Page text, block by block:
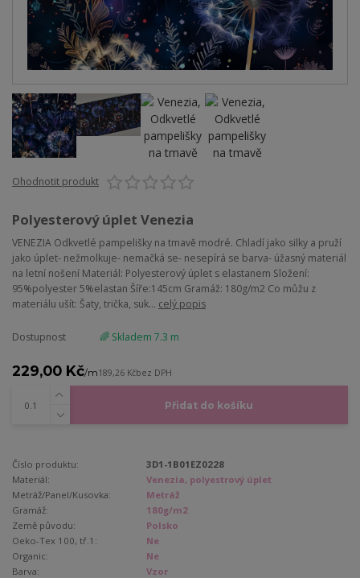
Ohodnotit produkt
Polyesterový úplet Venezia
VENEZIA Odkvetlé pampelišky na tmavě modré. Chladí jako silky a pruží
jako úplet- nežmolkuje- nemačká se- nesepírá se barva- úžasný materiál
na letní nošení Materiál: Polyesterový úplet s elastanem Složení:
95%polyester 5%elastan Šíře:145cm Gramáž: 180g/m2 Co můžu z
materiálu ušít: Šaty, trička, suk... celý popis
Dostupnost 🌈 Skladem 7.3 m
229,00 Kč/m189,26 Kčbez DPH
Přidat do košíku
Číslo produktu:
3D1-1B01EZ0228
Materiál:
Venezia, polyestrový úplet
Metráž/Panel/Kusovka:
Metráž
Gramáž:
180g/m2
Země původu:
Polsko
Oeko-Tex 100, tř.1:
Ne
Organic:
Ne
Barva:
Vzor